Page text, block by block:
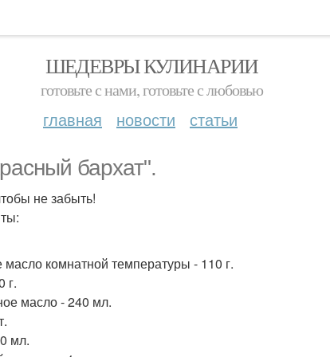
ШЕДЕВРЫ КУЛИНАРИИ
готовьте с нами, готовьте с любовью
главная новости статьи
бархат".
не забыть!
комнатной температуры - 110 г.
г.
масло - 240 мл.
мл.